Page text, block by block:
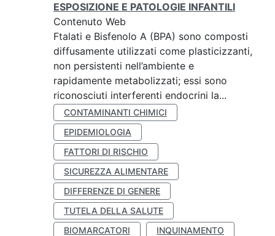
ESPOSIZIONE E PATOLOGIE INFANTILI
Contenuto Web
Ftalati e Bisfenolo A (BPA) sono composti
diffusamente utilizzati come plasticizzanti,
non persistenti nell’ambiente e
rapidamente metabolizzati; essi sono
riconosciuti interferenti endocrini la...
CONTAMINANTI CHIMICI
EPIDEMIOLOGIA
FATTORI DI RISCHIO
SICUREZZA ALIMENTARE
DIFFERENZE DI GENERE
TUTELA DELLA SALUTE
BIOMARCATORI
INQUINAMENTO